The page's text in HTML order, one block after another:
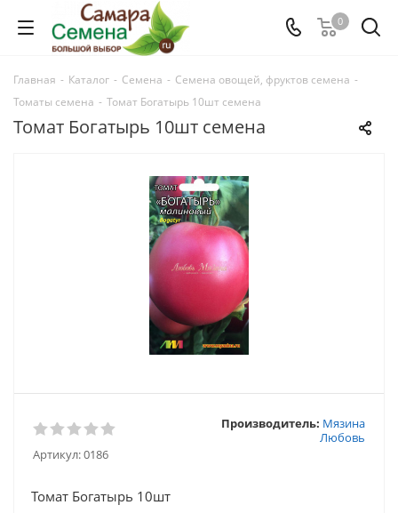
0
Главная - Каталог - Семена - Семена овощей, фруктов семена -
Томаты семена - Томат Богатырь 10шт семена
Томат Богатырь 10шт семена
Артикул:0186
Производитель: Мязина
Любовь
Томат Богатырь 10шт